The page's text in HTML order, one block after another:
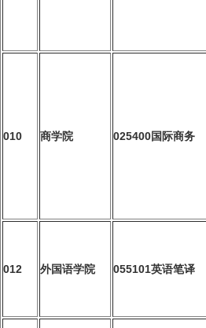
010 商学院 025400国际商务
012 外国语学院 055101英语笔译